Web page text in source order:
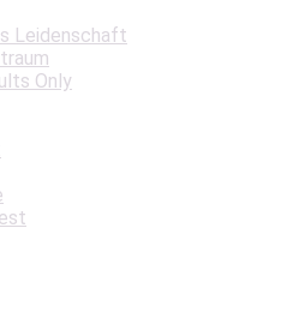
Leidenschaft
Only